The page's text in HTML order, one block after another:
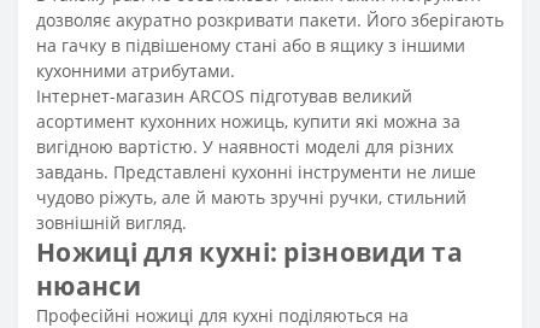
дозволяє акуратно розкривати пакети. Його зберігають
на гачку в підвішеному стані або в ящику з іншими
кухонними атрибутами.
Інтернет-магазин ARCOS підготував великий
асортимент кухонних ножиць, купити які можна за
вигідною вартістю. У наявності моделі для різних
завдань. Представлені кухонні інструменти не лише
чудово ріжуть, але й мають зручні ручки, стильний
зовнішній вигляд.
Ножиці для кухні: різновиди та
нюанси
Професійні ножиці для кухні поділяються на